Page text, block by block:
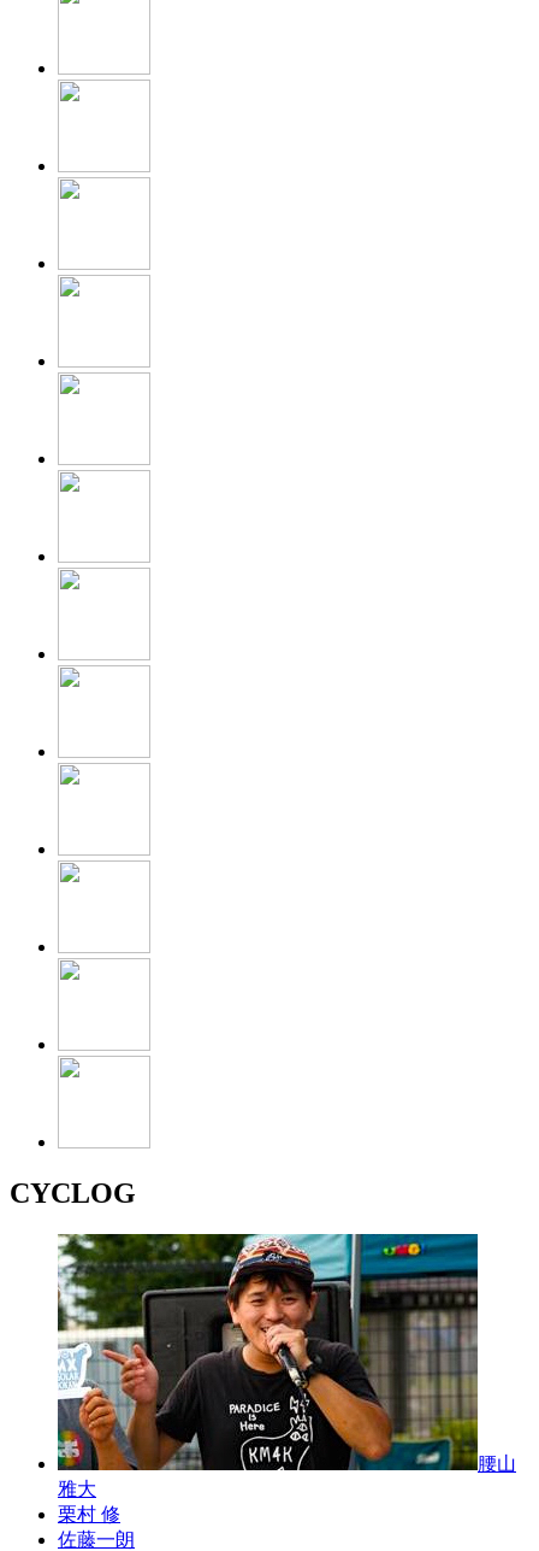
CYCLOG
腰山
雅大
栗村 修
佐藤一朗